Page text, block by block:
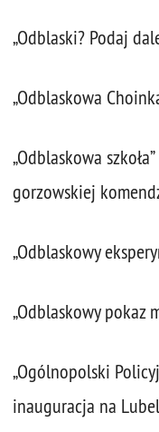
„Odblaski? Podaj
„Odblaskowa
„Odblaskowa
gorzowskiej
„Odblaskowy
„Odblaskowy pokaz
„Ogólnopolski
inauguracja na